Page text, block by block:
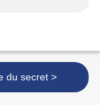
Éloge du secret >